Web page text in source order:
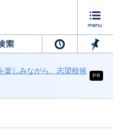
楽しみながら、志望校候
PR